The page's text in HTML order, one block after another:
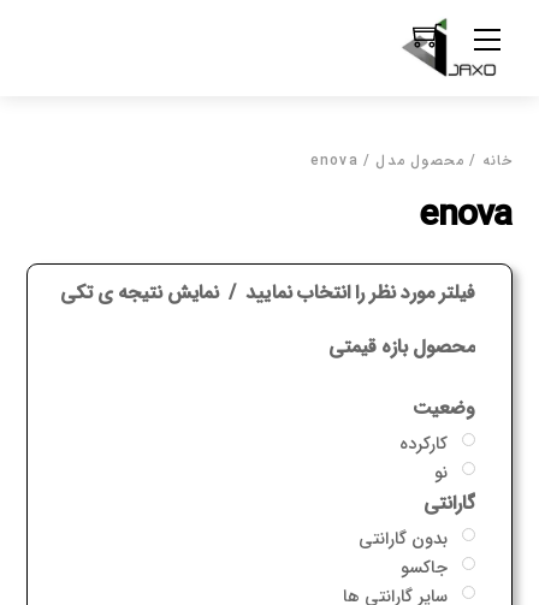
content
Menu
خانه / محصول مدل / enova
enova
فیلتر مورد نظر را انتخاب نمایید نمایش نتیجه ی تکی
محصول بازه قیمتی
وضعیت
کارکرده
نو
گارانتی
بدون گارانتی
جاکسو
سایر گارانتی ها